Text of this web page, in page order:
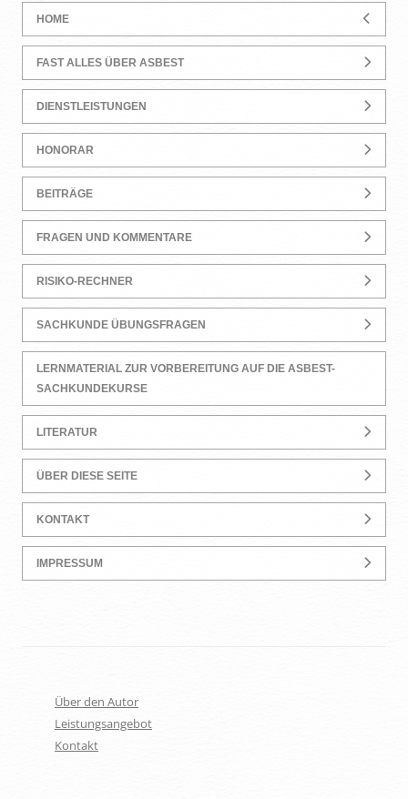
HOME
FAST ALLES ÜBER ASBEST
DIENSTLEISTUNGEN
HONORAR
BEITRÄGE
FRAGEN UND KOMMENTARE
RISIKO-RECHNER
SACHKUNDE ÜBUNGSFRAGEN
LERNMATERIAL ZUR VORBEREITUNG AUF DIE ASBEST-
SACHKUNDEKURSE
LITERATUR
ÜBER DIESE SEITE
KONTAKT
IMPRESSUM
Über den Autor
Leistungsangebot
Kontakt